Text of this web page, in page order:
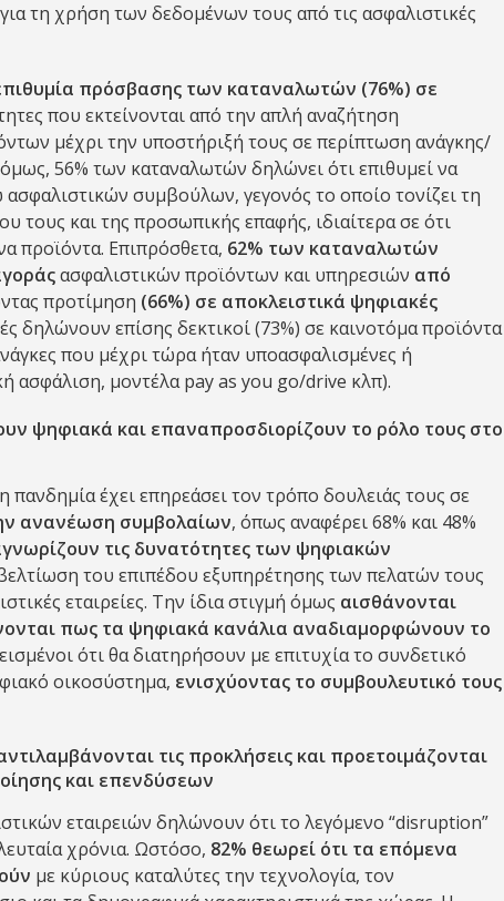
τη χρήση των δεδομένων τους από τις ασφαλιστικές
πρόσβασης των καταναλωτών (76%) σε
που εκτείνονται από την απλή αναζήτηση
μέχρι την υποστήριξή τους σε περίπτωση ανάγκης/
56% των καταναλωτών δηλώνει ότι επιθυμεί να
συμβούλων, γεγονός το οποίο τονίζει τη
τους και της προσωπικής επαφής, ιδιαίτερα σε ότι
προϊόντα. Επιπρόσθετα, 62% των καταναλωτών
ασφαλιστικών προϊόντων και υπηρεσιών από
προτίμηση (66%) σε αποκλειστικά ψηφιακές
δηλώνουν επίσης δεκτικοί (73%) σε καινοτόμα προϊόντα
που μέχρι τώρα ήταν υποασφαλισμένες ή
ασφάλιση, μοντέλα pay as you go/drive κλπ).
ψηφιακά και επαναπροσδιορίζουν το ρόλο τους στο
έχει επηρεάσει τον τρόπο δουλειάς τους σε
ανανέωση συμβολαίων, όπως αναφέρει 68% και 48%
τις δυνατότητες των ψηφιακών
του επιπέδου εξυπηρέτησης των πελατών τους
εταιρείες. Την ίδια στιγμή όμως αισθάνονται
πως τα ψηφιακά κανάλια αναδιαμορφώνουν το
ότι θα διατηρήσουν με επιτυχία το συνδετικό
οικοσύστημα, ενισχύοντας το συμβουλευτικό τους
τις προκλήσεις και προετοιμάζονται
και επενδύσεων
εταιρειών δηλώνουν ότι το λεγόμενο “disruption”
χρόνια. Ωστόσο, 82% θεωρεί ότι τα επόμενα
με κύριους καταλύτες την τεχνολογία, τον